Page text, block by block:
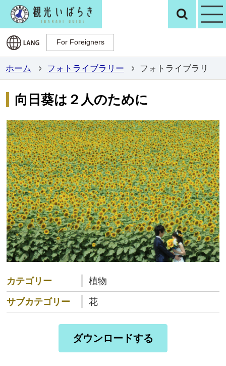
観光いばらき検
For Foreigners
For Foreigners
ホーム フォトライブラリー フォトライブラリ
向日葵は２人のために
カテゴリー
植物
サブカテゴリー
花
ダウンロードする